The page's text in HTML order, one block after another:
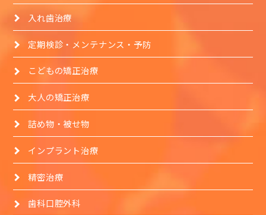
入れ歯治療
定期検診・メンテナンス・予防
こどもの矯正治療
大人の矯正治療
詰め物・被せ物
インプラント治療
精密治療
歯科口腔外科